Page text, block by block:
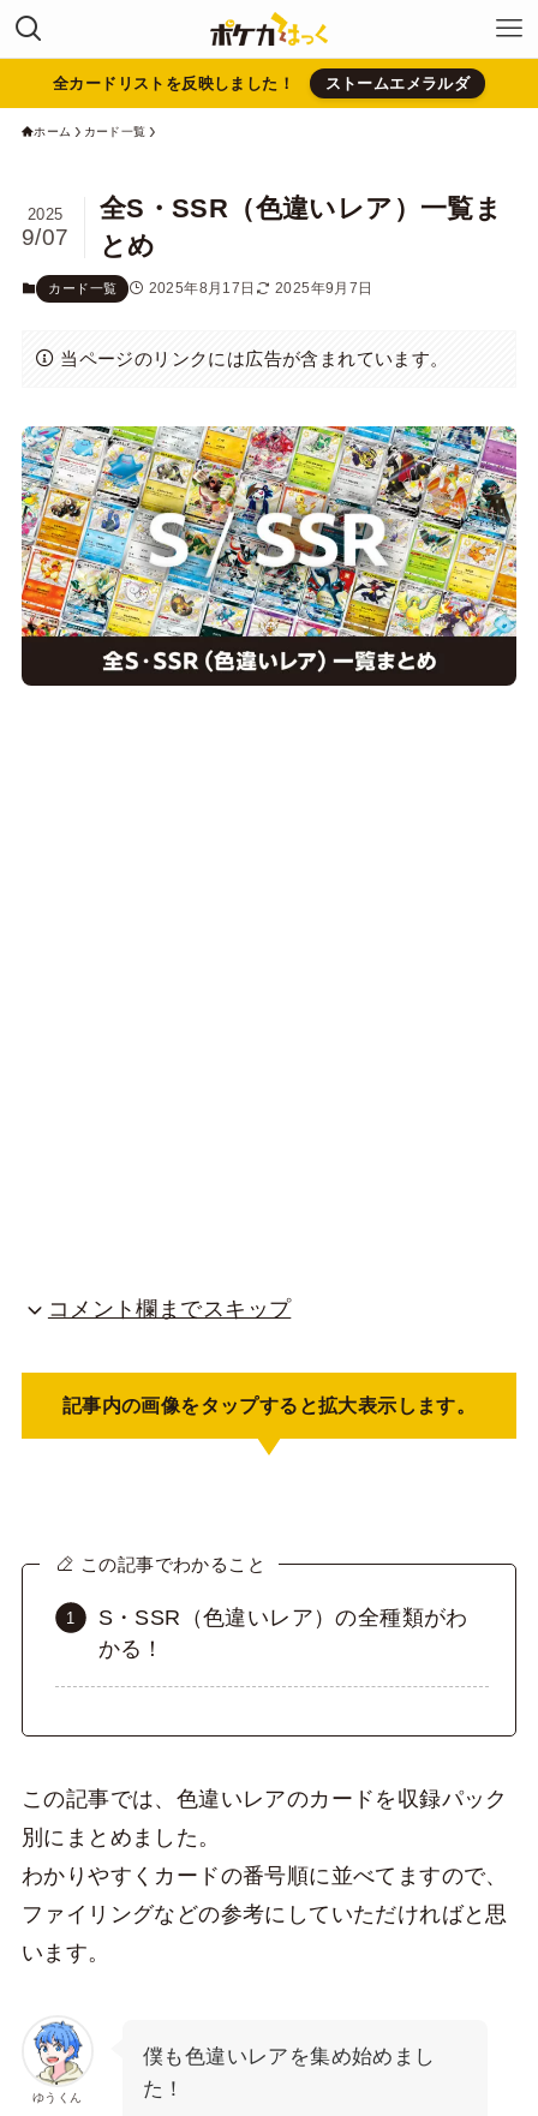
全カードリストを反映しました！ ストームエメラルダ
ホーム カード一覧
全S・SSR（色違いレア）一覧ま
とめ
2025
9/07
カード一覧 2025年8月17日 2025年9月7日
当ページのリンクには広告が含まれています。
コメント欄までスキップ
記事内の画像をタップすると拡大表示します。
この記事でわかること
S・SSR（色違いレア）の全種類がわ
かる！
この記事では、色違いレアのカードを収録パック
別にまとめました。
わかりやすくカードの番号順に並べてますので、
ファイリングなどの参考にしていただければと思
います。
ゆうくん
僕も色違いレアを集め始めまし
た！